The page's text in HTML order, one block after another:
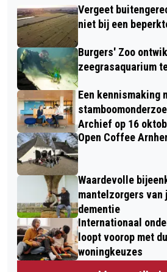
Vergeet
niet bij een
Burgers' Zoo
zeegrasaquarium
Een kennismaking
Archief op 16
Open Coffee
Waardevolle
mantelzorgers van
dementie
Internationaal
loopt voorop met
woningkeuzes